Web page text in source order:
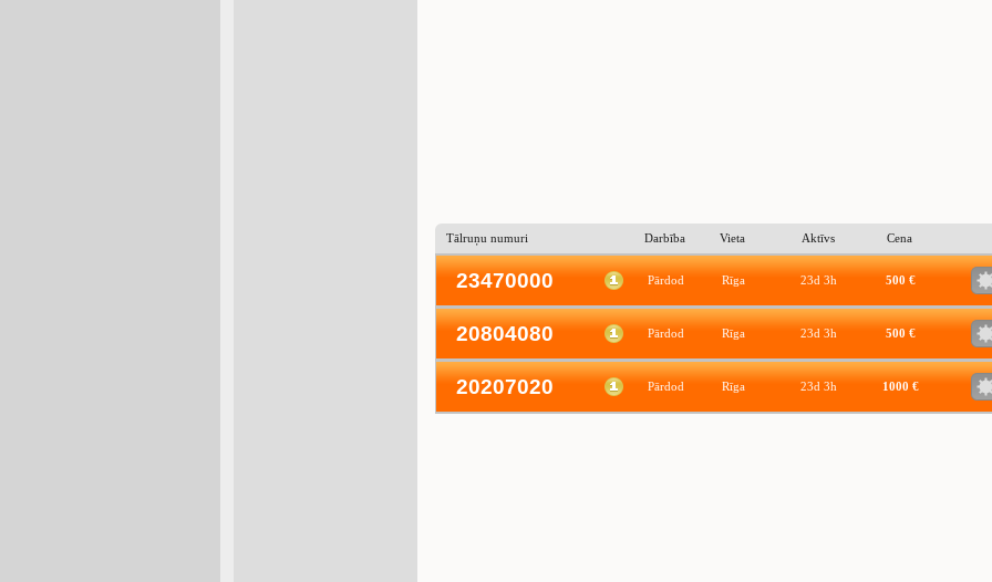
Tālruņu numuri Darbība Vieta Aktīvs Cena
23470000 Pārdod Rīga 23d 3h 500 €
20804080 Pārdod Rīga 23d 3h 500 €
20207020 Pārdod Rīga 23d 3h 1000 €